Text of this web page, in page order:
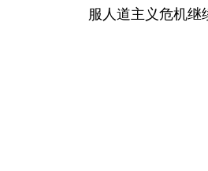
服人道主义危机继